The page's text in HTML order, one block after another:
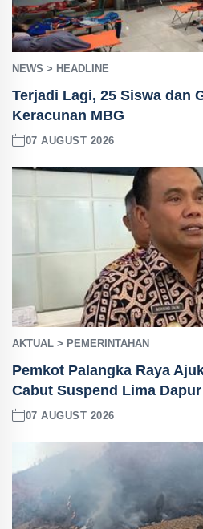
NEWS > HEADLINE
Terjadi Lagi, 25 Siswa dan
Keracunan MBG
07 AUGUST 2026
AKTUAL > PEMERINTAHAN
Pemkot Palangka Raya
Cabut Suspend Lima Dapur
07 AUGUST 2026